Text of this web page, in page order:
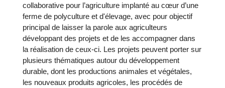
collaborative pour l’agriculture implanté au cœur d’une
ferme de polyculture et d'élevage, avec pour objectif
principal de laisser la parole aux agriculteurs
développant des projets et de les accompagner dans
la réalisation de ceux-ci. Les projets peuvent porter sur
plusieurs thématiques autour du développement
durable, dont les productions animales et végétales,
les nouveaux produits agricoles, les procédés de